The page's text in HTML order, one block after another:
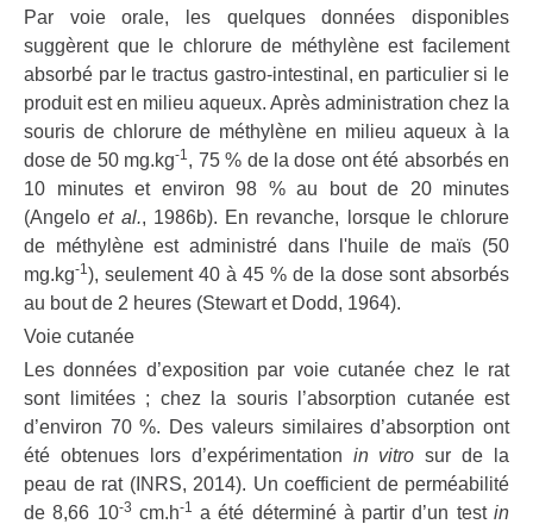
Par voie orale, les quelques données disponibles
suggèrent que le chlorure de méthylène est facilement
absorbé par le tractus gastro-intestinal, en particulier si le
produit est en milieu aqueux. Après administration chez la
souris de chlorure de méthylène en milieu aqueux à la
dose de 50 mg.kg-1, 75 % de la dose ont été absorbés en
10 minutes et environ 98 % au bout de 20 minutes
(Angelo et al., 1986b). En revanche, lorsque le chlorure
de méthylène est administré dans l'huile de maïs (50
mg.kg-1), seulement 40 à 45 % de la dose sont absorbés
au bout de 2 heures (Stewart et Dodd, 1964).
Voie cutanée
Les données d’exposition par voie cutanée chez le rat
sont limitées ; chez la souris l’absorption cutanée est
d’environ 70 %. Des valeurs similaires d’absorption ont
été obtenues lors d’expérimentation in vitro sur de la
peau de rat (INRS, 2014). Un coefficient de perméabilité
de 8,66 10-3 cm.h-1 a été déterminé à partir d’un testin